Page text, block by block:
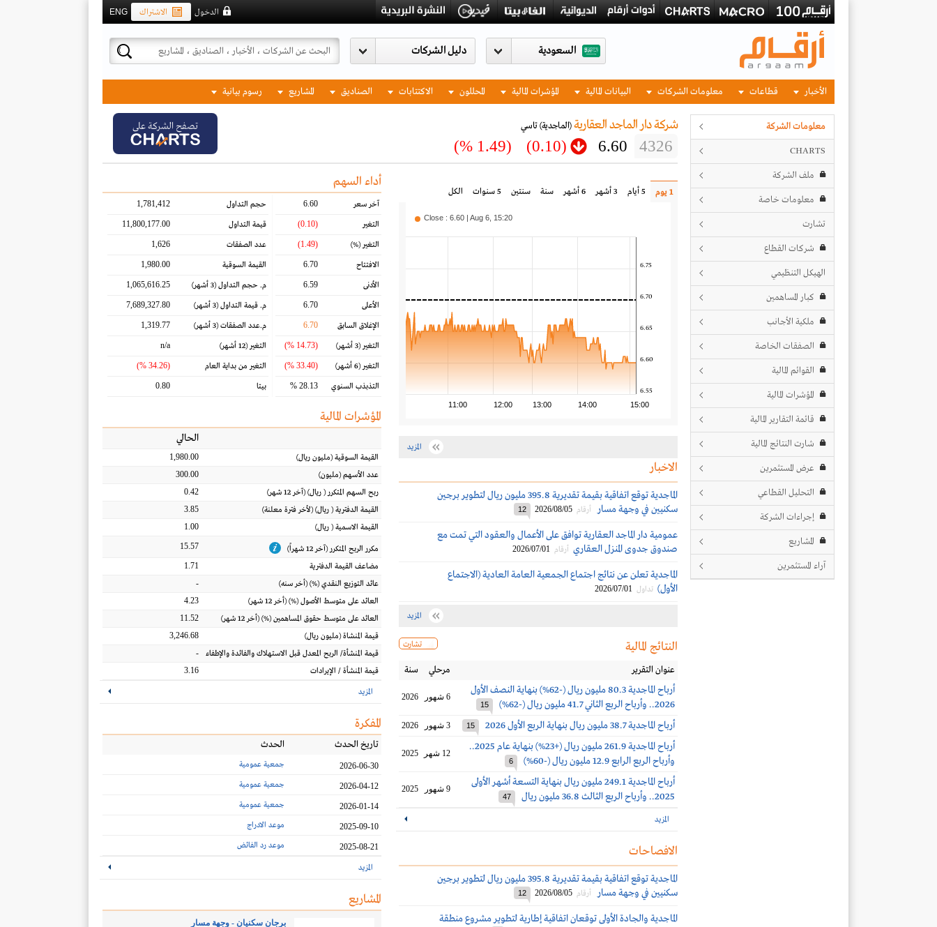
ENG الاشتراك الدخول
السعودية
الأخبار قطاعات معلومات الشركات البيانات المالية المؤشرات المالية المحللون الاكتتابات الصناديق المشاريع رسوم بيانية
معلومات الشركة
CHARTS
ملف الشركة
معلومات خاصة
تشارت
شركات القطاع
الهيكل التنظيمي
كبار المساهمين
ملكية الأجانب
الصفقات الخاصة
القوائم المالية
المؤشرات المالية
قائمة التقارير المالية
شارت النتائج المالية
عرض المستثمرين
التحليل القطاعي
إجراءات الشركة
المشاريع
آراء المستثمرين
شركة دار الماجد العقارية (الماجدية) تاسي
4326
6.60
(0.10)
(1.49 %)
تصفح الشركة على
1 يوم 5 أيام 3 أشهر 6 أشهر سنة سنتين 5 سنوات الكل
11:00 12:00 13:00 14:00 15:00
6.55
6.60
6.65
6.70
6.75
Close : 6.60 | Aug 6, 15:20
المزيد
الاخبار
الماجدية توقع اتفاقية بقيمة تقديرية 395.8 مليون ريال لتطوير برجين
سكنيين في وجهة مسار
أرقام 2026/08/05
12
عمومية دار الماجد العقارية توافق على الأعمال والعقود التي تمت مع
صندوق جدوى المنزل العقاري أرقام 2026/07/01
الماجدية تعلن عن نتائج اجتماع الجمعية العامة العادية (الاجتماع
الأول) تداول 2026/07/01
المزيد
تشارت النتائج المالية
عنوان التقرير مرحلي سنة
أرباح الماجدية 80.3 مليون ريال (-62%) بنهاية النصف الأول
2026.. وأرباح الربع الثاني 41.7 مليون ريال (-62%)
15
6 شهور 2026
أرباح الماجدية 38.7 مليون ريال بنهاية الربع الأول 2026 15 3 شهور 2026
أرباح الماجدية 261.9 مليون ريال (+23%) بنهاية عام 2025..
وأرباح الربع الرابع 12.9 مليون ريال (-60%)
6
12 شهر 2025
أرباح الماجدية 249.1 مليون ريال بنهاية التسعة أشهر الأولى
2025.. وأرباح الربع الثالث 36.8 مليون ريال
47
9 شهور 2025
المزيد
الافصاحات
الماجدية توقع اتفاقية بقيمة تقديرية 395.8 مليون ريال لتطوير برجين
سكنيين في وجهة مسار
أرقام 2026/08/05
12
الماجدية والجادة الأولى توقعان اتفاقية إطارية لتطوير مشروع منطقة
أداء السهم
آخر سعر 6.60
التغير (0.10)
التغير(%)
(1.49)
الافتتاح 6.70
الأدنى 6.59
الأعلى 6.70
الإغلاق السابق 6.70
التغير(3 أشهر) (14.73 %)
التغير(6 أشهر) (33.40 %)
التذبذب السنوي 28.13 %
حجم التداول 1,781,412
قيمة التداول 11,800,177.00
عدد الصفقات 1,626
القيمة السوقية 1,980.00
م. حجم التداول(3 أشهر) 1,065,616.25
م. قيمة التداول(3 أشهر) 7,689,327.80
م.عدد الصفقات(3 أشهر) 1,319.77
التغير(12 أشهر) n/a
التغير من بداية العام (34.26 %)
بيتا 0.80
المؤشرات المالية
الحالي
القيمة السوقية(مليون ريال)
1,980.00
عدد الأسهم(مليون)
300.00
ربح السهم المتكرر( ريال) (آخر 12 شهر)
0.42
القيمة الدفترية( ريال) (لأخر فترة معلنة)
3.85
القيمة الاسمية( ريال)
1.00
مكرر الربح المتكرر (آخر 12 شهراً) 15.57
مضاعف القيمة الدفترية
1.71
عائد التوزيع النقدي(%) (أخر سنه)
-
العائد على متوسط الأصول(%) (أخر 12 شهر)
4.23
العائد على متوسط حقوق المساهمين(%) (أخر 12 شهر)
11.52
قيمة المنشاة(مليون ريال)
3,246.68
قيمة المنشأة/ الربح المعدل قبل الاستهلاك والفائدة والإطفاء
-
قيمة المنشأة / الإيرادات
3.16
المزيد
المفكرة
تاريخ الحدث الحدث
2026-06-30 جمعية عمومية
2026-04-12 جمعية عمومية
2026-01-14 جمعية عمومية
2025-09-10 موعد الادراج
2025-08-21 موعد رد الفائض
المزيد
المشاريع
برجان سكنيان - وجهة مسار